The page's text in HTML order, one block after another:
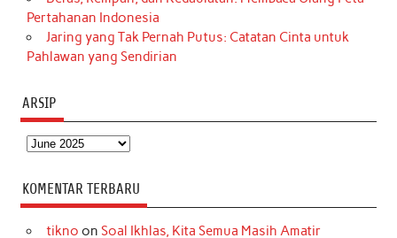
Pertahanan Indonesia
Jaring yang Tak Pernah Putus: Catatan Cinta untuk
Pahlawan yang Sendirian
ARSIP
Arsip
KOMENTAR TERBARU
tikno on Soal Ikhlas, Kita Semua Masih Amatir